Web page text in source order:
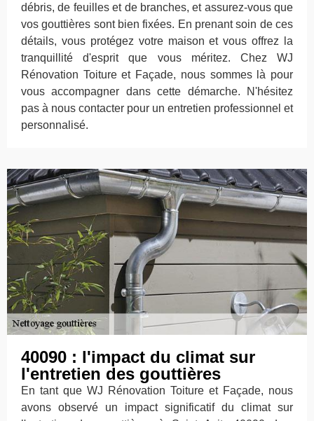
débris, de feuilles et de branches, et assurez-vous que
vos gouttières sont bien fixées. En prenant soin de ces
détails, vous protégez votre maison et vous offrez la
tranquillité d'esprit que vous méritez. Chez WJ
Rénovation Toiture et Façade, nous sommes là pour
vous accompagner dans cette démarche. N'hésitez
pas à nous contacter pour un entretien professionnel et
personnalisé.
40090 : l'impact du climat sur
l'entretien des gouttières
En tant que WJ Rénovation Toiture et Façade, nous
avons observé un impact significatif du climat sur